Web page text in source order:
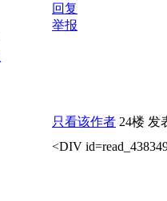
回复
举报
只看该作者 24楼 发
<DIV